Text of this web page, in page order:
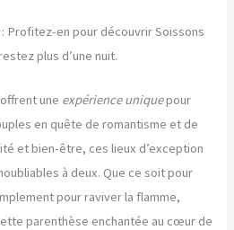
: Profitez-en pour découvrir Soissons
plus d’une nuit.
une expérience uniquepour
en quête de romantisme et de
et bien-être, ces lieux d’exception
à deux. Que ce soit pour
pour raviver la flamme,
parenthèse enchantée au cœur de